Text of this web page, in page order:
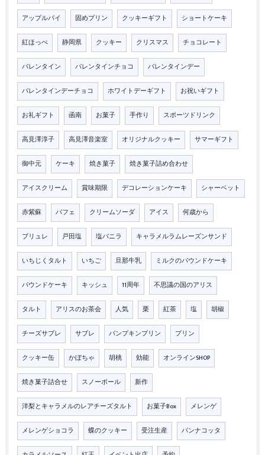
アップルパイ 固めプリン クッキーギフト ショートケーキ
紅ほっぺ 静岡県 クッキー クリスマス チョコレート
バレンタイン バレンタインチョコ バレンタインデー
バレンタインデーチョコ ホワイトデーギフト お祝いギフト
お礼ギフト 函南 お菓子 手作り スポーツドリンク
高見澤淳子 高見澤音楽室 オリジナルクッキー サマーギフト
御中元 ケーキ 焼き菓子 焼き菓子詰め合わせ
アイスクリーム 賞味期限 デコレーションケーキ シャーベット
赤紫蘇 パフェ クリームソーダ アイス 何歳から
ブリュレ 戸田塩 塩バニラ キャラメルラムレーズンサンド
いちじくタルト いちご 旦那牛乳 ミルクのパウンドケーキ
パウンドケーキ キッシュ 11周年 不思議の国のアリス
タルト アリスのお茶会 人気 栗 紅茶 塩 胡椒
チーズサブレ サブレ パンプキンプリン プリン
クッキー缶 かぼちゃ 胡桃 効能 オンラインSHOP
焼き菓子詰合せ スノーボール 新作
洋梨とキャラメルのレアチーズタルト お菓子Box メレンゲ
メレンゲショコラ 蝶のクッキー 受注生産 パンナコッタ